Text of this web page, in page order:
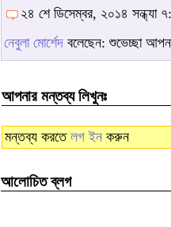
২৪ শে ডিসেম্বর, ২০১৪ সন্ধ্যা
নেবুলা মোর্শেদ বলেছেন: শুভেচ্ছা
আপনার মন্তব্য লিখুনঃ
মন্তব্য করতে লগ ইন করুন
আলোচিত ব্লগ